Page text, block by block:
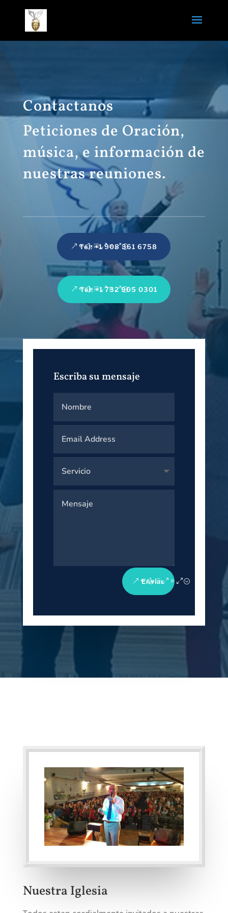
Contactanos
Peticiones de Oración,
música, e información de
nuestras reuniones.
Tel: +1 908 361 6758
Tel: +1 732 905 0301
Escriba su mensaje
Enviar
Nuestra Iglesia